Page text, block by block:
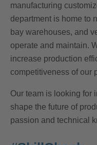
manufacturing
department is home to
bay warehouses, and
operate and maintain.
increase production
competitiveness of our
Our team is looking for
shape the future of
passion and technical